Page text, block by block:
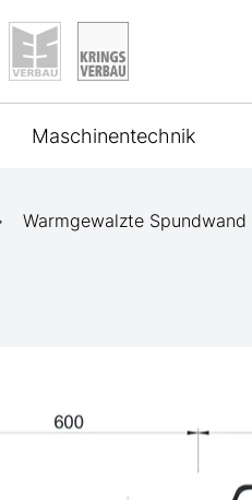
Maschinentechnik
Warmgewalzte Spundwand